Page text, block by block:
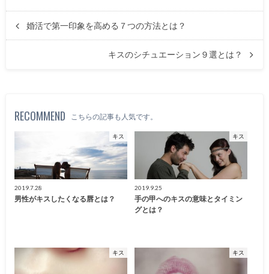
婚活で第一印象を高める７つの方法とは？
キスのシチュエーション９選とは？
RECOMMEND こちらの記事も人気です。
キス
2019.7.28
男性がキスしたくなる唇とは？
キス
2019.9.25
手の甲へのキスの意味とタイミン
グとは？
キス キス